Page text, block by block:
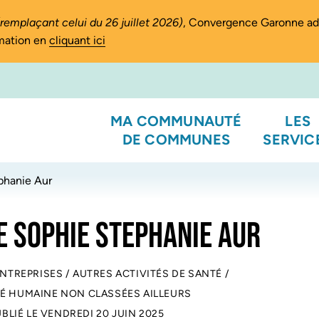
celui du 26 juillet 2026), Convergence Garonne
en cliquant ici
MA COMMUNAUTÉ
DE COMMUNES
LES
Aur
SOPHIE STEPHANIE AUR
/ AUTRES ACTIVITÉS DE SANTÉ /
HUMAINE NON CLASSÉES AILLEURS
LE VENDREDI 20 JUIN 2025